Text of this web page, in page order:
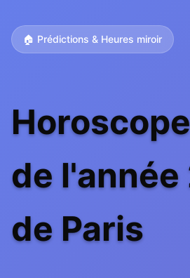
🏠 Prédictions & Heures miroir
de
de Paris